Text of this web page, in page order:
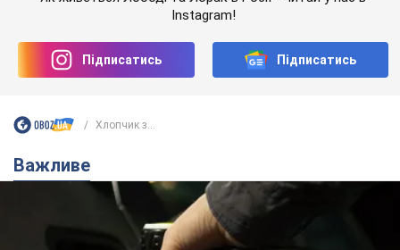
АЗС "готуються" до суттєвого підвищення цін:
українцям розповіли, чого очікувати